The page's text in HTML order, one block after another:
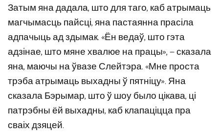
Затым яна дадала, што для таго, каб атрымаць
магчымасць пайсці, яна пастаянна прасіла
адпачыць ад здымак. «Ён ведаў, што гэта
адзінае, што мяне хвалюе на працы», — сказала
яна, маючы на ​​ўвазе Слейтэра. «Мне проста
трэба атрымаць выхадны ў пятніцу». Яна
сказала Бэрымар, што ў шоу было цікава, ці
патрэбны ёй выхадны, каб клапаціцца пра
сваіх дзяцей.